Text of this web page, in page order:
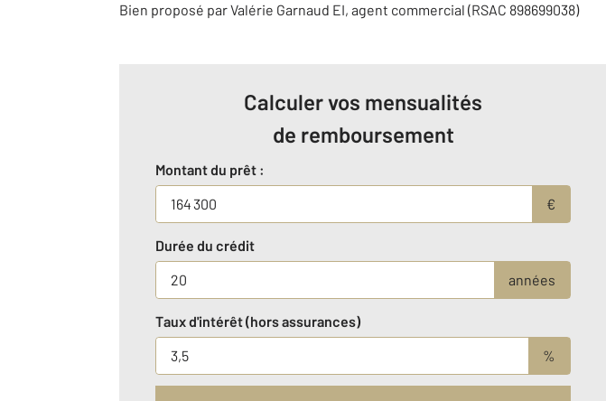
Bien proposé parValérie Garnaud EI, agent commercial (RSAC 898699038)
Calculer vos mensualités
de remboursement
Montant du prêt :
€
Durée du crédit
années
Taux d'intérêt (hors assurances)
%